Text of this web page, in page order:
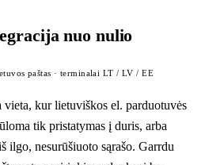
nuo nulio
paštas · terminalai LT / LV / EE
vieta, kur lietuviškos el. parduotuvės
tik pristatymas į duris, arba
ilgo, nesurūšiuoto sąrašo. Garrdu